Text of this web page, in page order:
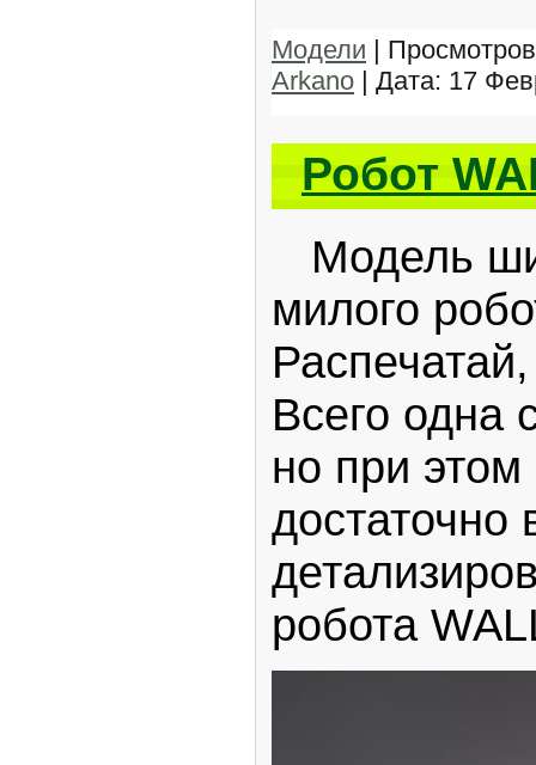
Модели |
Arkano | Дата: 17
Робот
Модель
милого
Всего одна
но при этом
достаточно
робота